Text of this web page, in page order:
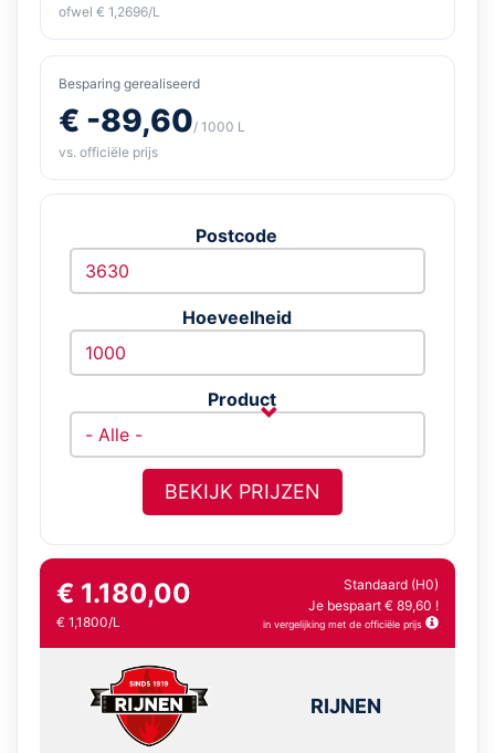
ofwel € 1,2696/L
Besparing gerealiseerd
€ -89,60/ 1000 L
vs. officiële prijs
Postcode
Hoeveelheid
Product
BEKIJK PRIJZEN
€ 1.180,00
€ 1,1800/L
Standaard (H0)
Je bespaart € 89,60 !
in vergelijking met de officiële prijs
RIJNEN